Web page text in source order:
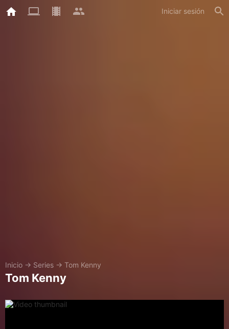
Iniciar sesión
Inicio → Series → Tom Kenny
Tom Kenny